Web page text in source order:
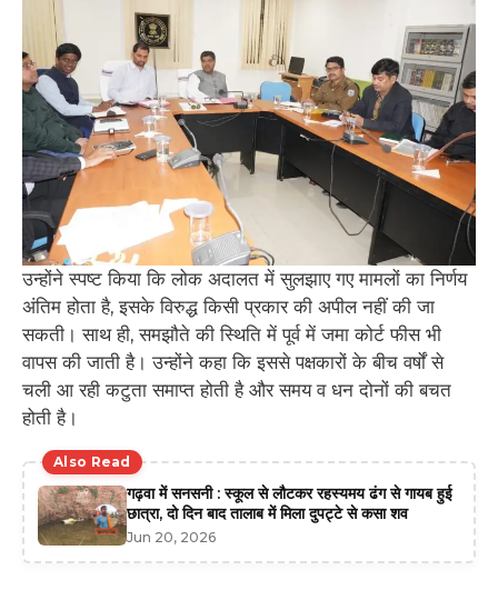
उन्होंने स्पष्ट किया कि लोक अदालत में सुलझाए गए मामलों का निर्णय
अंतिम होता है, इसके विरुद्ध किसी प्रकार की अपील नहीं की जा
सकती। साथ ही, समझौते की स्थिति में पूर्व में जमा कोर्ट फीस भी
वापस की जाती है। उन्होंने कहा कि इससे पक्षकारों के बीच वर्षों से
चली आ रही कटुता समाप्त होती है और समय व धन दोनों की बचत
होती है।
Also Read
गढ़वा में सनसनी : स्कूल से लौटकर रहस्यमय ढंग से गायब हुई
छात्रा, दो दिन बाद तालाब में मिला दुपट्टे से कसा शव
Jun 20, 2026